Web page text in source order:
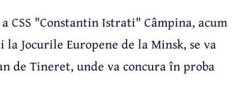
CSS "Constantin Istrati" Câmpina, acum
Jocurile Europene de la Minsk, se va
de Tineret, unde va concura în proba